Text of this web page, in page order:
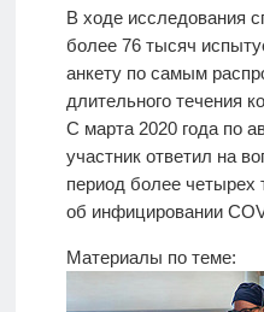
В ходе исследования
более 76 тысяч
анкету по самым
длительного течения
С марта 2020 года по
участник ответил на
период более
об инфицировании
Материалы по теме: